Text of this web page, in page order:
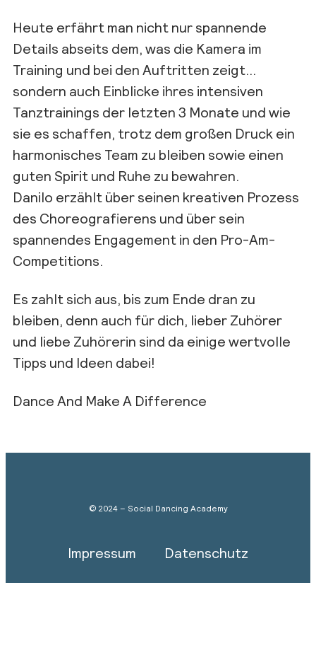
Heute erfährt man nicht nur spannende
Details abseits dem, was die Kamera im
Training und bei den Auftritten zeigt…
sondern auch Einblicke ihres intensiven
Tanztrainings der letzten 3 Monate und wie
sie es schaffen, trotz dem großen Druck ein
harmonisches Team zu bleiben sowie einen
guten Spirit und Ruhe zu bewahren.
Danilo erzählt über seinen kreativen Prozess
des Choreografierens und über sein
spannendes Engagement in den Pro-Am-
Competitions.
Es zahlt sich aus, bis zum Ende dran zu
bleiben, denn auch für dich, lieber Zuhörer
und liebe Zuhörerin sind da einige wertvolle
Tipps und Ideen dabei!
Dance And Make A Difference
© 2024 – Social Dancing Academy
Impressum Datenschutz